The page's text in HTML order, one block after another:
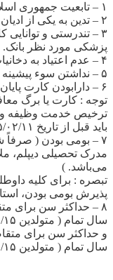
۱ – تابعیت جمهوری اسلامی ایران و تعهد به نظام و قانون اساسی.
۲ – تدین به یکی از ادیان رسمی کشور.
۳ – تندرستی و
پزشکی مورد نظر بانک.
۴ – عدم اعتیاد به دخانیات ، مواد مخدر و روان‌گردان.
۵ – نداشتن سوء پیشینه کیفری مؤثر.
۶ – دارابودن کارت پایان خدمت وظیفه عمومی یا معافیت دائم.
توجه : کارت یا برگ
ترخیص خدمت وظیفه و
باید قبل از تاریخ ۱۳۹۵/۰۲/۱۱ باشد.
۷ – بومی بودن (
مدرک تحصیلی دیپلم،
می‌باشد. )
تبصره : برای کلیه
پذیرش بومی بودن،
سال تمام ( متولدین ۱۳۶۸/۰۱/۱۵ به بعد )
سال تمام ( متولدین ۱۳۶۶/۰۱/۱۵ به بعد)